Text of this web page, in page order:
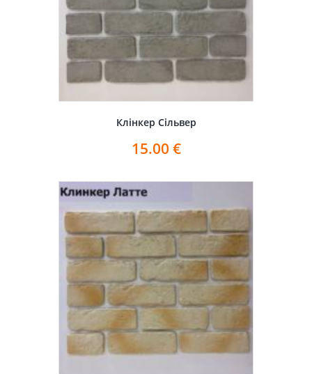
Клінкер Сільвер
15.00 €